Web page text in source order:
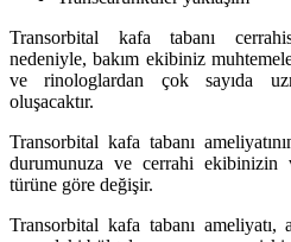
Transorbital kafa tabanı
nedeniyle, bakım ekibiniz
ve rinologlardan çok sayıda
oluşacaktır.
Transorbital kafa tabanı
durumunuza ve cerrahi ekibinizin
türüne göre değişir.
Transorbital kafa tabanı ameliyatı,